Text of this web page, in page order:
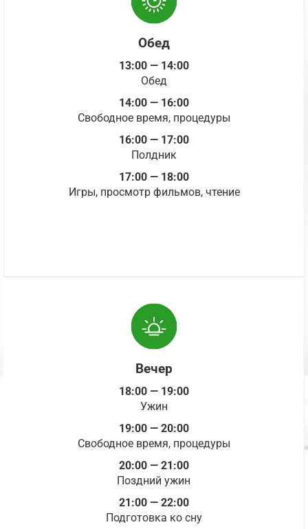
Обед
13:00 — 14:00
Обед
14:00 — 16:00
Свободное время, процедуры
16:00 — 17:00
Полдник
17:00 — 18:00
Игры, просмотр фильмов, чтение
Вечер
18:00 — 19:00
Ужин
19:00 — 20:00
Свободное время, процедуры
20:00 — 21:00
Поздний ужин
21:00 — 22:00
Подготовка ко сну